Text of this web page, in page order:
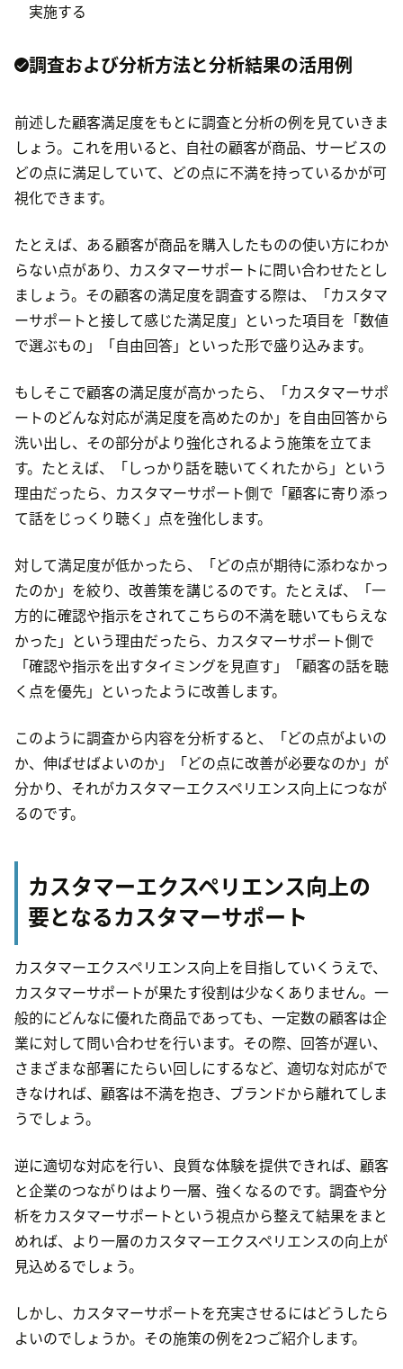
実施する
調査および分析方法と分析結果の活用例
前述した顧客満足度をもとに調査と分析の例を見ていきま
しょう。これを用いると、自社の顧客が商品、サービスの
どの点に満足していて、どの点に不満を持っているかが可
視化できます。
たとえば、ある顧客が商品を購入したものの使い方にわか
らない点があり、カスタマーサポートに問い合わせたとし
ましょう。その顧客の満足度を調査する際は、「カスタマ
ーサポートと接して感じた満足度」といった項目を「数値
で選ぶもの」「自由回答」といった形で盛り込みます。
もしそこで顧客の満足度が高かったら、「カスタマーサポ
ートのどんな対応が満足度を高めたのか」を自由回答から
洗い出し、その部分がより強化されるよう施策を立てま
す。たとえば、「しっかり話を聴いてくれたから」という
理由だったら、カスタマーサポート側で「顧客に寄り添っ
て話をじっくり聴く」点を強化します。
対して満足度が低かったら、「どの点が期待に添わなかっ
たのか」を絞り、改善策を講じるのです。たとえば、「一
方的に確認や指示をされてこちらの不満を聴いてもらえな
かった」という理由だったら、カスタマーサポート側で
「確認や指示を出すタイミングを見直す」「顧客の話を聴
く点を優先」といったように改善します。
このように調査から内容を分析すると、「どの点がよいの
か、伸ばせばよいのか」「どの点に改善が必要なのか」が
分かり、それがカスタマーエクスペリエンス向上につなが
るのです。
カスタマーエクスペリエンス向上の
要となるカスタマーサポート
カスタマーエクスペリエンス向上を目指していくうえで、
カスタマーサポートが果たす役割は少なくありません。一
般的にどんなに優れた商品であっても、一定数の顧客は企
業に対して問い合わせを行います。その際、回答が遅い、
さまざまな部署にたらい回しにするなど、適切な対応がで
きなければ、顧客は不満を抱き、ブランドから離れてしま
うでしょう。
逆に適切な対応を行い、良質な体験を提供できれば、顧客
と企業のつながりはより一層、強くなるのです。調査や分
析をカスタマーサポートという視点から整えて結果をまと
めれば、より一層のカスタマーエクスペリエンスの向上が
見込めるでしょう。
しかし、カスタマーサポートを充実させるにはどうしたら
よいのでしょうか。その施策の例を2つご紹介します。